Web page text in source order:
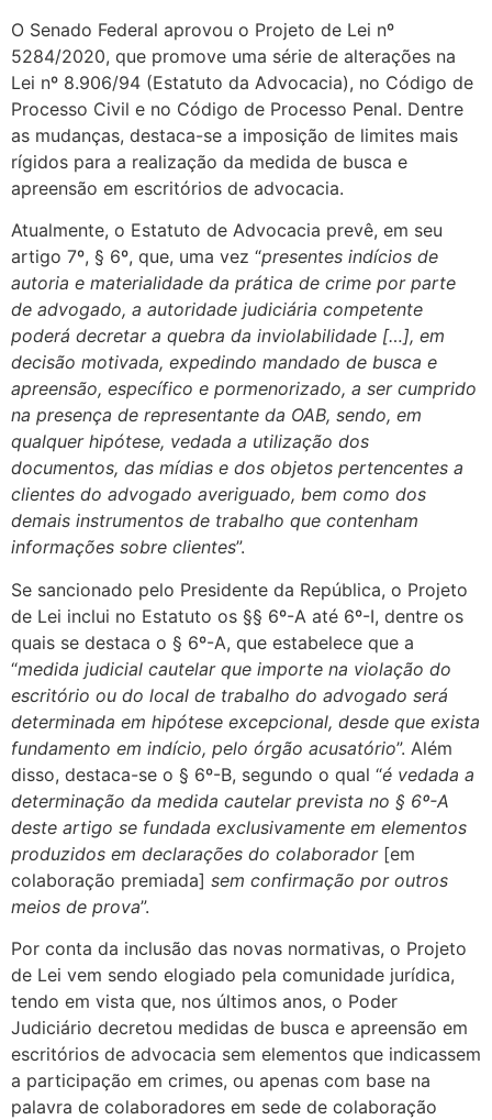
O Senado Federal aprovou o Projeto de Lei nº
5284/2020, que promove uma série de alterações na
Lei nº 8.906/94 (Estatuto da Advocacia), no Código de
Processo Civil e no Código de Processo Penal. Dentre
as mudanças, destaca-se a imposição de limites mais
rígidos para a realização da medida de busca e
apreensão em escritórios de advocacia.
Atualmente, o Estatuto de Advocacia prevê, em seu
artigo 7º, § 6º, que, uma vez “presentes indícios de
autoria e materialidade da prática de crime por parte
de advogado, a autoridade judiciária competente
poderá decretar a quebra da inviolabilidade […], em
decisão motivada, expedindo mandado de busca e
apreensão, específico e pormenorizado, a ser cumprido
na presença de representante da OAB, sendo, em
qualquer hipótese, vedada a utilização dos
documentos, das mídias e dos objetos pertencentes a
clientes do advogado averiguado, bem como dos
demais instrumentos de trabalho que contenham
informações sobre clientes”.
Se sancionado pelo Presidente da República, o Projeto
de Lei inclui no Estatuto os §§ 6º-A até 6º-I, dentre os
quais se destaca o § 6º-A, que estabelece que a
“medida judicial cautelar que importe na violação do
escritório ou do local de trabalho do advogado será
determinada em hipótese excepcional, desde que exista
fundamento em indício, pelo órgão acusatório”. Além
disso, destaca-se o § 6º-B, segundo o qual “é vedada a
determinação da medida cautelar prevista no § 6º-A
deste artigo se fundada exclusivamente em elementos
produzidos em declarações do colaborador [em
colaboração premiada] sem confirmação por outros
meios de prova”.
Por conta da inclusão das novas normativas, o Projeto
de Lei vem sendo elogiado pela comunidade jurídica,
tendo em vista que, nos últimos anos, o Poder
Judiciário decretou medidas de busca e apreensão em
escritórios de advocacia sem elementos que indicassem
a participação em crimes, ou apenas com base na
palavra de colaboradores em sede de colaboração